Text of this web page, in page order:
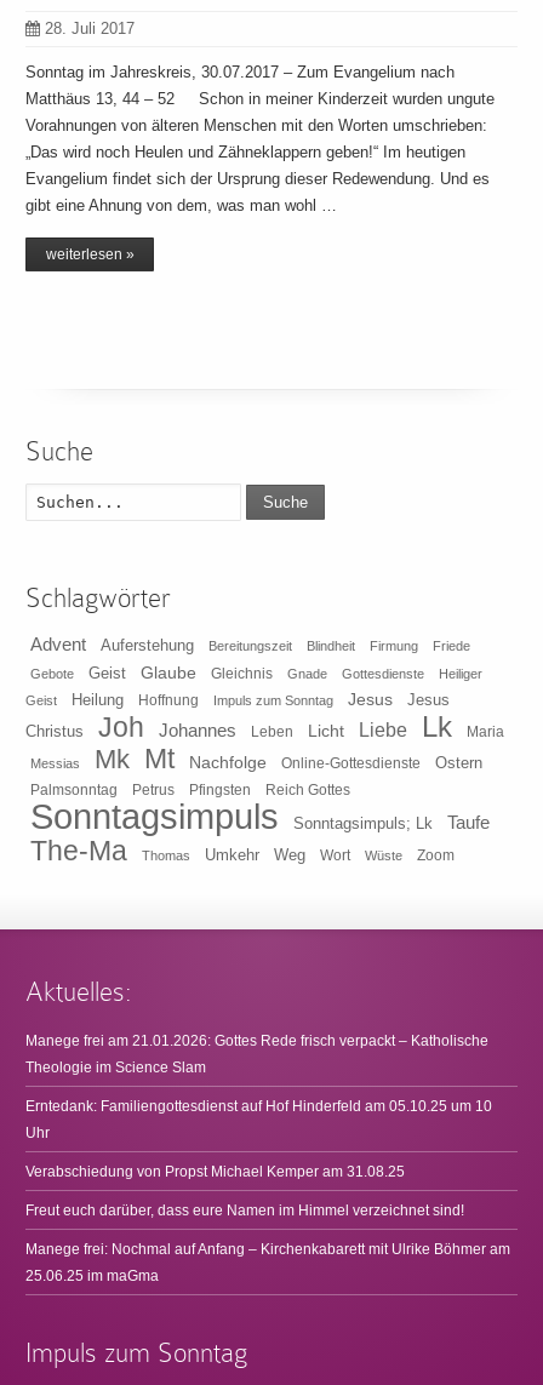
28. Juli 2017
Sonntag im Jahreskreis, 30.07.2017 – Zum Evangelium nach
Matthäus 13, 44 – 52 Schon in meiner Kinderzeit wurden ungute
Vorahnungen von älteren Menschen mit den Worten umschrieben:
„Das wird noch Heulen und Zähneklappern geben!“ Im heutigen
Evangelium findet sich der Ursprung dieser Redewendung. Und es
gibt eine Ahnung von dem, was man wohl …
weiterlesen »
Suche
Suche
Schlagwörter
Advent Auferstehung Bereitungszeit Blindheit Firmung
Friede
Gebote
Geist Glaube Gleichnis Gnade Gottesdienste
Heiliger
Geist
Heilung Hoffnung Impuls zum Sonntag Jesus
Jesus
Christus
Joh Johannes Leben Licht Liebe Lk Maria
Messias Mk Mt Nachfolge Online-Gottesdienste Ostern
Palmsonntag Petrus Pfingsten Reich Gottes
Sonntagsimpuls Sonntagsimpuls; Lk Taufe
The-Ma Thomas Umkehr Weg Wort Wüste Zoom
Aktuelles:
Manege frei am 21.01.2026: Gottes Rede frisch verpackt – Katholische
Theologie im Science Slam
Erntedank: Familiengottesdienst auf Hof Hinderfeld am 05.10.25 um 10
Uhr
Verabschiedung von Propst Michael Kemper am 31.08.25
Freut euch darüber, dass eure Namen im Himmel verzeichnet sind!
Manege frei: Nochmal auf Anfang – Kirchenkabarett mit Ulrike Böhmer am
25.06.25 im maGma
Impuls zum Sonntag